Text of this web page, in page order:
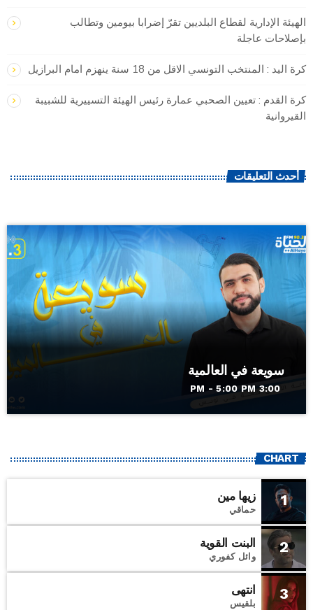
الهيئة الإدارية لقطاع البلديين تقرّ إضرابا بيومين وتطالب
بإصلاحات عاجلة
كرة اليد : المنتخب التونسي الاقل من 18 سنة ينهزم امام البرازيل
كرة القدم : تعيين الصحبي عمارة رئيس الهيئة التسييرية للشبيبة
القيروانية
أحدث التعليقات
سويعة في العالمية
3:00 PM - 5:00 PM
CHART
1 زيها مين
حماقي
2 البنت القوية
وائل كفوري
3 انتهى
بلقيس